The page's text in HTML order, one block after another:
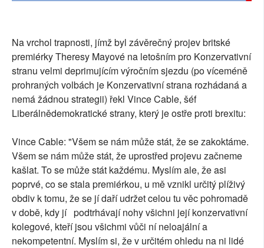
Na vrchol trapnosti, jímž byl závěrečný projev britské
premiérky Theresy Mayové na letošním pro Konzervativní
stranu velmi deprimujícím výročním sjezdu (po víceméně
prohraných volbách je Konzervativní strana rozhádaná a
nemá žádnou strategii) řekl Vince Cable, šéf
Liberálnědemokratické strany, který je ostře proti brexitu:
Vince Cable: "Všem se nám může stát, že se zakoktáme.
Všem se nám může stát, že uprostřed projevu začneme
kašlat. To se může stát každému. Myslím ale, že asi
poprvé, co se stala premiérkou, u mě vznikl určitý plíživý
obdiv k tomu, že se jí daří udržet celou tu věc pohromadě
v době, kdy jí podtrhávají nohy všichni její konzervativní
kolegové, kteří jsou všichmi vůči ní neloajální a
nekompetentní. Myslím si, že v určitém ohledu na ni lidé